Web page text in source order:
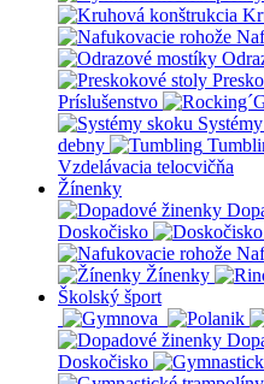
Príslušenstvo
debny
Vzdelávacia telocvičňa
Žínenky
Doskočisko
Žínenky
Školský šport
Doskočisko